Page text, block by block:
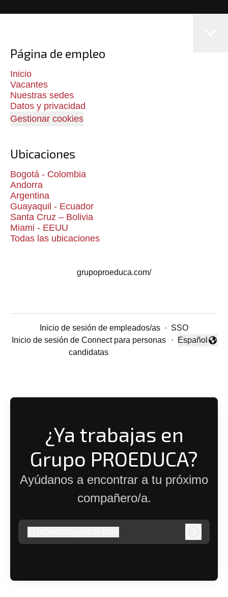
Página de empleo
Inicio
Vacantes
Nuestras sedes
Datos y privacidad
Gestionar cookies
Ubicaciones
Bogotá - Colombia
Andorra
Argentina
Guayaquil - Ecuador
Santa Cruz – Bolivia
Miami - EEUU
Todas las ubicaciones
grupoproeduca.com/
Inicio de sesión de empleados/as · SSO
Inicio de sesión de Connect para personas
candidatas
·
Cambiar
Español
¿Ya trabajas en
Grupo PROEDUCA?
Ayúdanos a encontrar a tu próximo
compañero/a.
proeducaglobal.com